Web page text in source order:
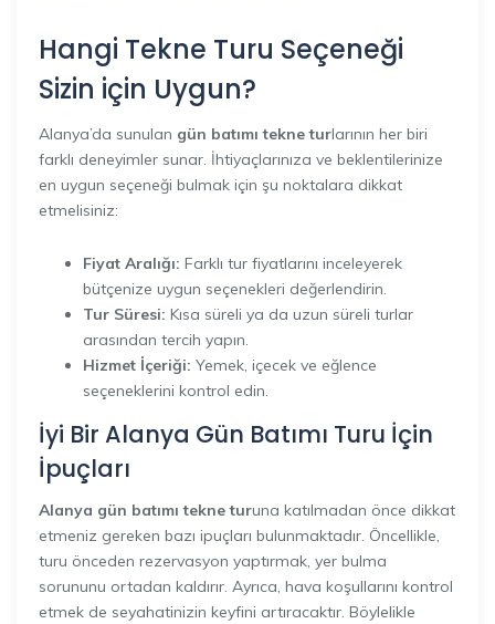
Hangi Tekne Turu Seçeneği
Sizin için Uygun?
Alanya’da sunulan gün batımı tekne turlarının her biri
farklı deneyimler sunar. İhtiyaçlarınıza ve beklentilerinize
en uygun seçeneği bulmak için şu noktalara dikkat
etmelisiniz:
Fiyat Aralığı: Farklı tur fiyatlarını inceleyerek
bütçenize uygun seçenekleri değerlendirin.
Tur Süresi: Kısa süreli ya da uzun süreli turlar
arasından tercih yapın.
Hizmet İçeriği: Yemek, içecek ve eğlence
seçeneklerini kontrol edin.
İyi Bir Alanya Gün Batımı Turu İçin
İpuçları
Alanya gün batımı tekne turuna katılmadan önce dikkat
etmeniz gereken bazı ipuçları bulunmaktadır. Öncellikle,
turu önceden rezervasyon yaptırmak, yer bulma
sorununu ortadan kaldırır. Ayrıca, hava koşullarını kontrol
etmek de seyahatinizin keyfini artıracaktır. Böylelikle